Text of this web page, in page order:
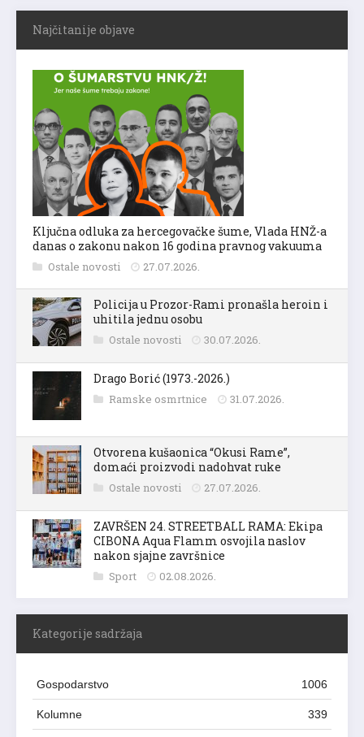
Najčitanije objave
Ključna odluka za hercegovačke šume, Vlada HNŽ-a
danas o zakonu nakon 16 godina pravnog vakuuma
Ostale novosti 27.07.2026.
Policija u Prozor-Rami pronašla heroin i
uhitila jednu osobu
Ostale novosti 30.07.2026.
Drago Borić (1973.-2026.)
Ramske osmrtnice 31.07.2026.
Otvorena kušaonica “Okusi Rame”,
domaći proizvodi nadohvat ruke
Ostale novosti 27.07.2026.
ZAVRŠEN 24. STREETBALL RAMA: Ekipa
CIBONA Aqua Flamm osvojila naslov
nakon sjajne završnice
Sport 02.08.2026.
Kategorije sadržaja
Gospodarstvo 1006
Kolumne 339